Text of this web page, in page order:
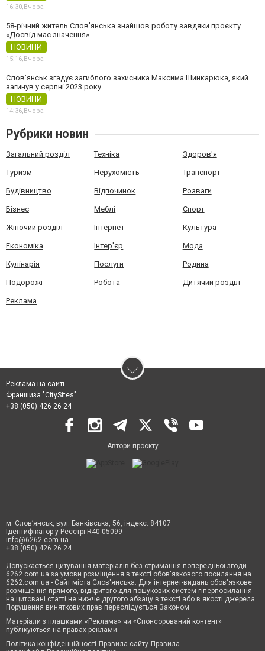
16:30,Вчора
58-річний житель Слов'янська знайшов роботу завдяки проєкту
«Досвід має значення»
НОВИНИ
15:16,Вчора
Слов’янськ згадує загиблого захисника Максима Шинкарюка, який
загинув у серпні 2023 року
НОВИНИ
14:36,Вчора
Рубрики новин
Загальний розділ Техніка Здоров'я
Туризм Нерухомість Транспорт
Будівництво Відпочинок Розваги
Бізнес Меблі Спорт
Жіночий розділ Інтернет Культура
Економіка Інтер'єр Мода
Кулінарія Послуги Родина
Подорожі Робота Дитячий розділ
Реклама
Реклама на сайті
Франшиза "CitySites"
+38 (050) 426 26 24
Автори проєкту
м. Слов’янськ, вул. Банківська, 56, індекс: 84107
Ідентифікатор у Реєстрі R40-05099
info@6262.com.ua
+38 (050) 426 26 24
Допускається цитування матеріалів без отримання попередньої згоди
6262.com.ua за умови розміщення в тексті обов'язкового посилання на
6262.com.ua - Сайт міста Слов'янська. Для інтернет-видань обов'язкове
розміщення прямого, відкритого для пошукових систем гіперпосилання
на цитовані статті не нижче другого абзацу в тексті або в якості джерела.
Порушення виняткових прав переслідується Законом.
Матеріали з плашками «Реклама» чи «Спонсорований контент»
публікуються на правах реклами.
Політика конфіденційності Правила сайту Правила